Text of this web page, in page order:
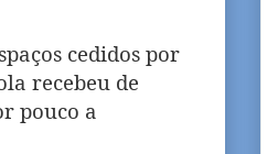
cedidos por
recebeu de
pouco a